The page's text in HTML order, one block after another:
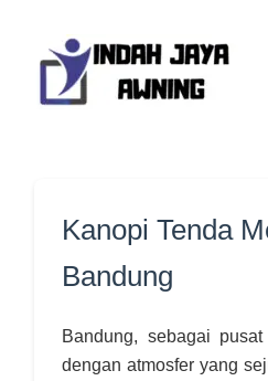
konten
Kanopi Tenda
Bandung
Bandung, sebagai
dengan atmosfer yang